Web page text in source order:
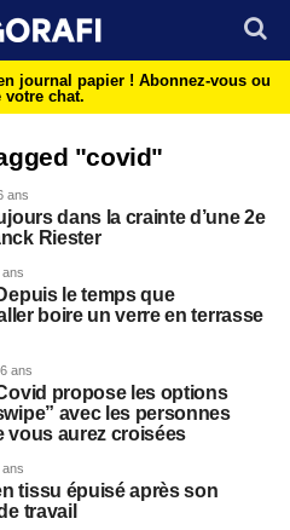
journal papier ! Abonnez-vous ou
votre chat.
"covid"
ans
dans la crainte d’une 2e
Riester
ans
le temps que
boire un verre en terrasse
ans
propose les options
avec les personnes
vous aurez croisées
ans
tissu épuisé après son
travail